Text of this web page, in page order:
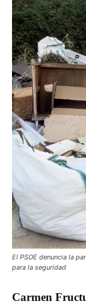
El PSOE denuncia la
para la seguridad
Carmen